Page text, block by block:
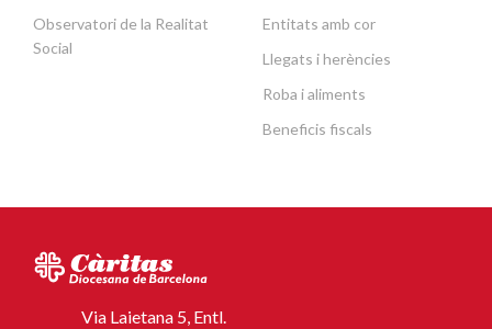
Observatori de la Realitat
Social
Entitats amb cor
Llegats i herències
Roba i aliments
Beneficis fiscals
Via Laietana 5, Entl.